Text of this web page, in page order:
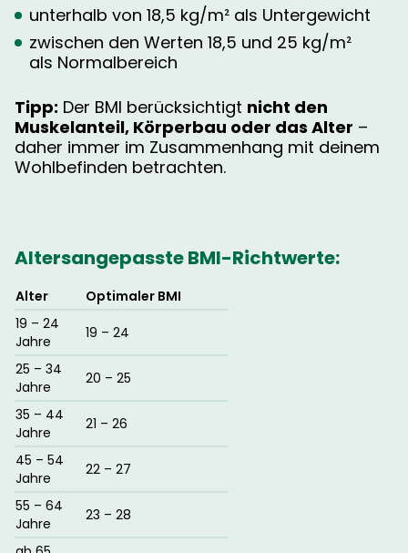
unterhalb von 18,5 kg/m² als Untergewicht
zwischen den Werten 18,5 und 25 kg/m²
als Normalbereich
Tipp: Der BMI berücksichtigt nicht den
Muskelanteil, Körperbau oder das Alter –
daher immer im Zusammenhang mit deinem
Wohlbefinden betrachten.
Altersangepasste BMI-Richtwerte:
Alter
Optimaler BMI
19 – 24
Jahre
19 – 24
25 – 34
Jahre
20 – 25
35 – 44
Jahre
21 – 26
45 – 54
Jahre
22 – 27
55 – 64
Jahre
23 – 28